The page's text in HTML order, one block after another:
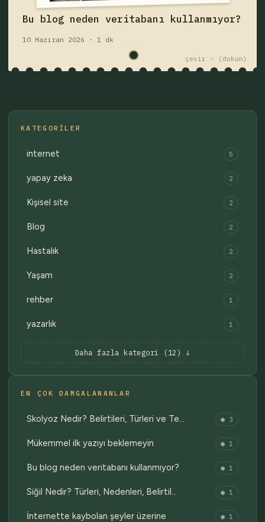
Bu blog neden veritabanı kullanmıyor?
10 Haziran 2026 · 1 dk
çevir ☞
Fişi çek — yazıyı oku
Eski fişler →
KATEGORILER
internet 5
yapay zeka 2
Kişisel site 2
Blog 2
Hastalık 2
Yaşam 2
rehber 1
yazarlık 1
Daha fazla kategori (12) ↓
EN ÇOK DAMGALANANLAR
Skolyoz Nedir? Belirtileri, Türleri ve Te… ◉ 3
Mükemmel ilk yazıyı beklemeyin ◉ 1
Bu blog neden veritabanı kullanmıyor? ◉ 1
Siğil Nedir? Türleri, Nedenleri, Belirtil… ◉ 1
İnternette kaybolan şeyler üzerine ◉ 1